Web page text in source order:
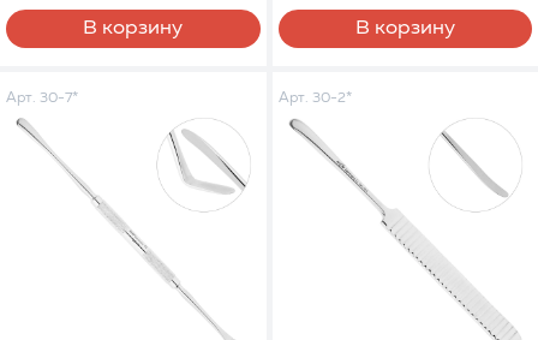
В корзину В корзину
Арт. 30-7* Арт. 30-2*